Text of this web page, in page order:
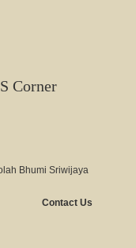
Corner
Bhumi Sriwijaya
Contact Us